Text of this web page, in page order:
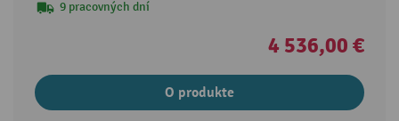
9 pracovných dní
4 536,00 €
O produkte